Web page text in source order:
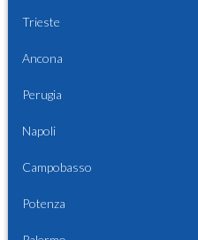
Trieste
Ancona
Perugia
Napoli
Campobasso
Potenza